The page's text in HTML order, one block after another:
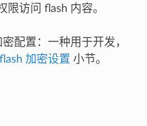
访问 flash 内容。
配置：一种用于开发，
flash 加密设置 小节。